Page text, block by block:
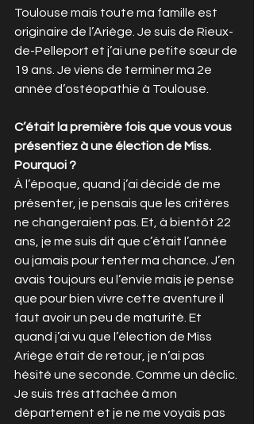
Toulouse mais toute ma famille est
originaire de l’Ariège. Je suis de Rieux-
de-Pelleport et j’ai une petite sœur de
19 ans. Je viens de terminer ma 2e
année d’ostéopathie à Toulouse.
C’était la première fois que vous vous
présentiez à une élection de Miss.
Pourquoi ?
À l’époque, quand j’ai décidé de me
présenter, je pensais que les critères
ne changeraient pas. Et, à bientôt 22
ans, je me suis dit que c’était l’année
ou jamais pour tenter ma chance. J’en
avais toujours eu l’envie mais je pense
que pour bien vivre cette aventure il
faut avoir un peu de maturité. Et
quand j’ai vu que l’élection de Miss
Ariège était de retour, je n’ai pas
hésité une seconde. Comme un déclic.
Je suis très attachée à mon
département et je ne me voyais pas